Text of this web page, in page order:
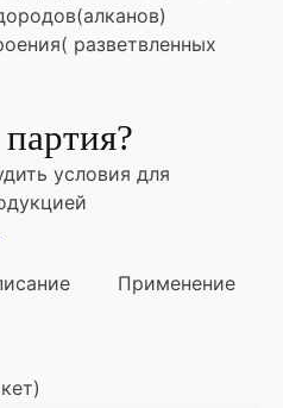
разветвленных
условия для
Применение